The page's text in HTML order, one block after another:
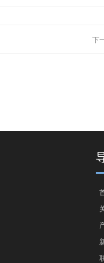
下